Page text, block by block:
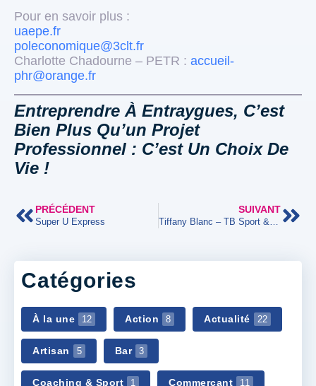
Pour en savoir plus :
uaepe.fr
poleconomique@3clt.fr
Charlotte Chadourne – PETR : accueil-
phr@orange.fr
Entreprendre À Entraygues, C’est
Bien Plus Qu’un Projet
Professionnel : C’est Un Choix De
Vie !
PRÉCÉDENT
Super U Express
SUIVANT
Catégories
À la une 12 Action 8 Actualité 22
Artisan 5 Bar 3
Coaching & Sport 1 Commerçant 11